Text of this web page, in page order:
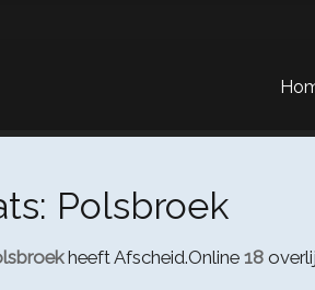
Polsbroek
heeft Afscheid.Online 18